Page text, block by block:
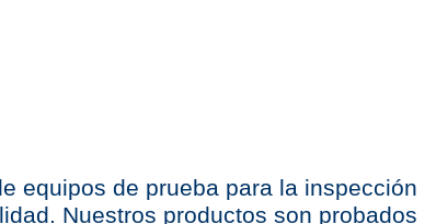
equipos de prueba para la inspección
Nuestros productos son probados